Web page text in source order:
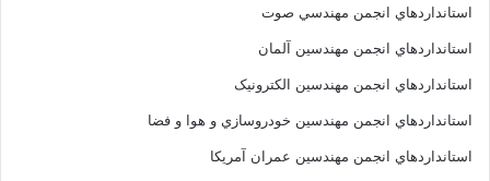
استانداردهاي انجمن مهندسي صوت
استانداردهاي انجمن مهندسين آلمان
استانداردهاي انجمن مهندسين الکترونيک
استانداردهاي انجمن مهندسين خودروسازي و هوا و فضا
استانداردهاي انجمن مهندسين عمران آمريکا